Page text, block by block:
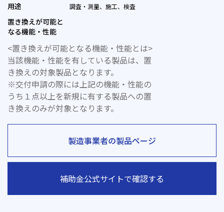
用途 調査・測量、施工、検査
置き換えが可能と
なる機能・性能
<置き換えが可能となる機能・性能とは>
当該機能・性能を有している製品は、置
き換えの対象製品となります。
※交付申請の際には上記の機能・性能の
うち１点以上を新規に有する製品への置
き換えのみが対象となります。
製造事業者の製品ページ
補助金公式サイトで確認する